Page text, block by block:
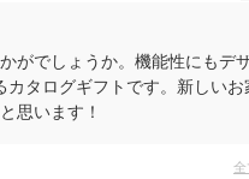
がでしょうか。機能性にもデ
タログギフトです。新しい
思います！
全